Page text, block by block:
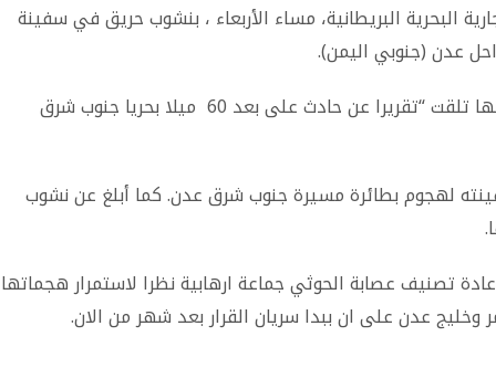
البحرية البريطانية، مساء الأربعاء ، بنشوب حريق في سفينة
عدن (جنوبي اليمن).
ونقلت وكالة “رويترز”، عن الهيئة قولها، إنها تلقت “تقريرا عن حادث على بعد 60 ميلا بحريا جنوب شرق
لهجوم بطائرة مسيرة جنوب شرق عدن. كما أبلغ عن نشوب
اعادة تصنيف عصابة الحوثي جماعة ارهابية نظرا لاستمرار هجماتها
عدن على ان ببدا سريان القرار بعد شهر من الان.